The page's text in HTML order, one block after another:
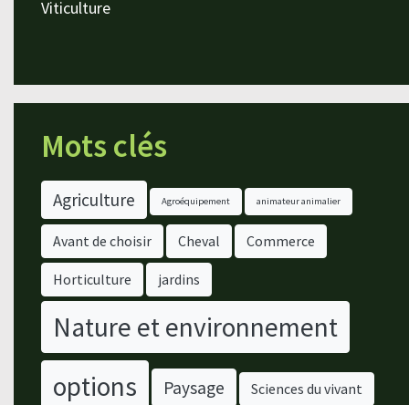
Viticulture
Mots clés
Agriculture Agroéquipement animateur animalier
Avant de choisir Cheval Commerce
Horticulture jardins
Nature et environnement
options
Paysage Sciences du vivant